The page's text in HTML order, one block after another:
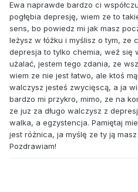
Ewa naprawde bardzo ci
pogłębia depresję, wiem ze to
sens, bo powiedz mi jak masz
leżysz w łóżku i myślisz o tym, ze
depresja to tylko chemia, weź się
użalać, jestem tego zdania, ze
wiem ze nie jest łatwo, ale ktoś
walczysz jesteś zwycięscą, a ja
bardzo mi przykro, mimo, ze na
ze juz za długo walczysz z
walka, a egzystencja. Pamiętaj
jest różnica, ja myślę ze ty ją
Pozdrawiam!